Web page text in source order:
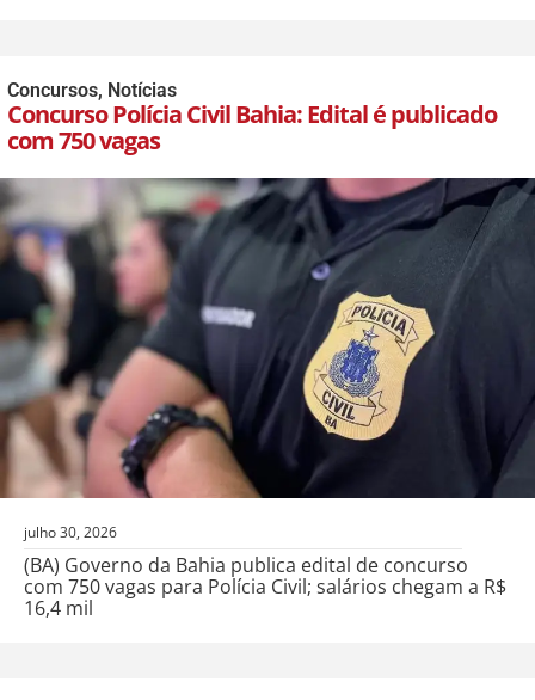
Concursos, Notícias
Concurso Polícia Civil Bahia: Edital é publicado
com 750 vagas
julho 30, 2026
(BA) Governo da Bahia publica edital de concurso
com 750 vagas para Polícia Civil; salários chegam a R$
16,4 mil